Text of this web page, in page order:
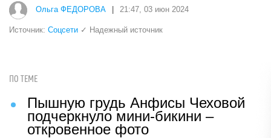
Ольга ФЕДОРОВА 21:47, 03 июн 2024
Источник: Соцсети ✓ Надежный источник
ПО ТЕМЕ
Пышную грудь Анфисы Чеховой
подчеркнуло мини-бикини –
откровенное фото